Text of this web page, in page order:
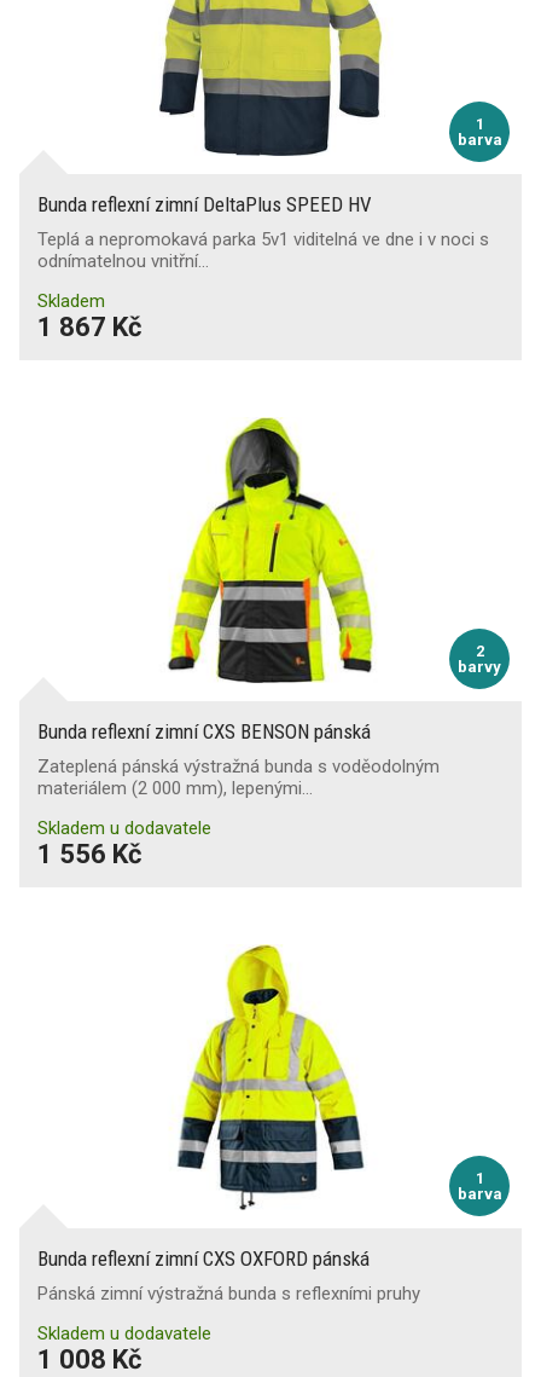
1
barva
Bunda reflexní zimní DeltaPlus SPEED HV
Teplá a nepromokavá parka 5v1 viditelná ve dne i v noci s
odnímatelnou vnitřní…
Skladem
1 867 Kč
2
barvy
Bunda reflexní zimní CXS BENSON pánská
Zateplená pánská výstražná bunda s voděodolným
materiálem (2 000 mm), lepenými…
Skladem u dodavatele
1 556 Kč
1
barva
Bunda reflexní zimní CXS OXFORD pánská
Pánská zimní výstražná bunda s reflexními pruhy
Skladem u dodavatele
1 008 Kč